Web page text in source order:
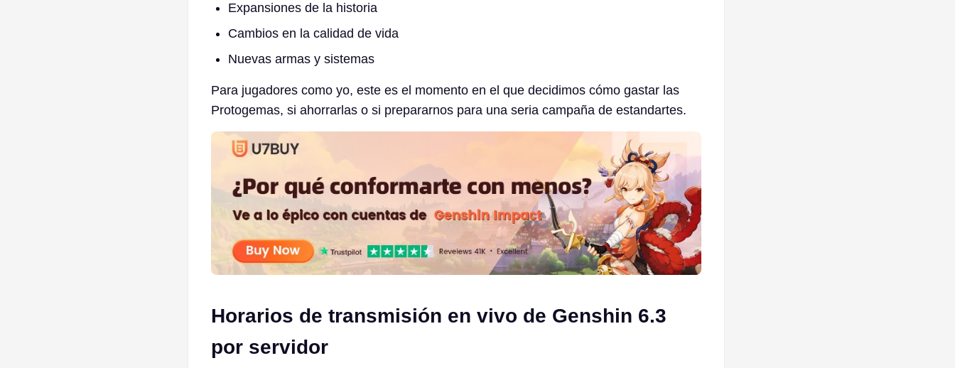
Expansiones de la historia
Cambios en la calidad de vida
Nuevas armas y sistemas
Para jugadores como yo, este es el momento en el que decidimos cómo gastar las
Protogemas, si ahorrarlas o si prepararnos para una seria campaña de estandartes.
Horarios de transmisión en vivo de Genshin 6.3
por servidor